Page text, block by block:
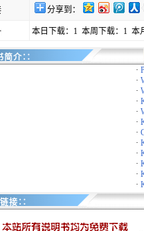
分享到：
本日下载：1 本周下载：1 本
简介∷
·
·
·
·
·
·
·
·
·
·
·
·
接∷